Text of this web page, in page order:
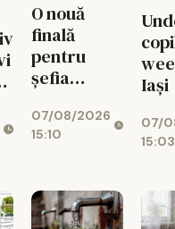
O nouă
finală
pentru
șefia
Au rămas
doi
07/08/2026
15:10
Iași
07/
15:03